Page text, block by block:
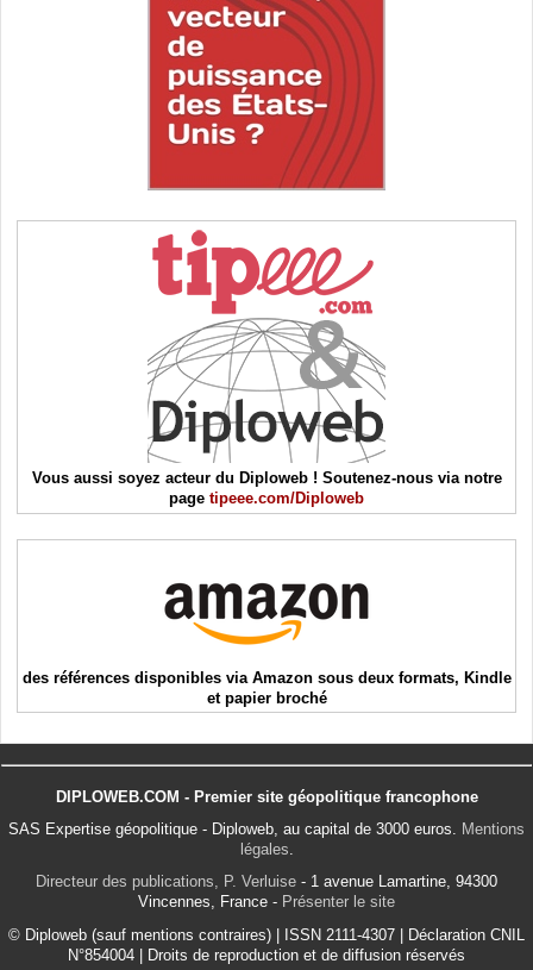
Vous aussi soyez acteur du Diploweb ! Soutenez-nous via notre
page tipeee.com/Diploweb
des références disponibles via Amazon sous deux formats, Kindle
et papier broché
DIPLOWEB.COM - Premier site géopolitique francophone
SAS Expertise géopolitique - Diploweb, au capital de 3000 euros. Mentions
légales.
Directeur des publications, P. Verluise - 1 avenue Lamartine, 94300
Vincennes, France - Présenter le site
© Diploweb (sauf mentions contraires) | ISSN 2111-4307 | Déclaration CNIL
N°854004 | Droits de reproduction et de diffusion réservés